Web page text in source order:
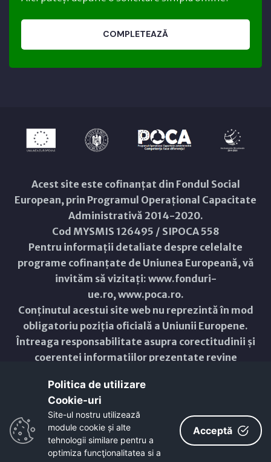
COMPLETEAZĂ
Acest site este cofinanțat din Fondul Social
European, prin Programul Operațional Capacitate
Administrativă 2014-2020.
Cod MYSMIS 126495 / SIPOCA 558
Pentru informații detaliate despre celelalte
programe cofinanțate de Uniunea Europeană, vă
invităm să vizitați: www.fonduri-
ue.ro,www.poca.ro.
Conținutul acestui site web nu reprezintă în mod
obligatoriu poziția oficială a Uniunii Europene.
Întreaga responsabilitate asupra corectitudinii și
coerenței informațiilor prezentate revine
Copyright © 2021 - 2026 -
ResponsiveVoice
Non-Commercial License
Politica de utilizare
Cookie-uri‎
Site-ul nostru utilizează
module cookie și alte
tehnologii similare pentru a
optimiza funcţionalitatea si a
Acceptă